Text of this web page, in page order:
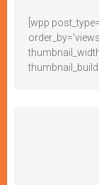
[wpp